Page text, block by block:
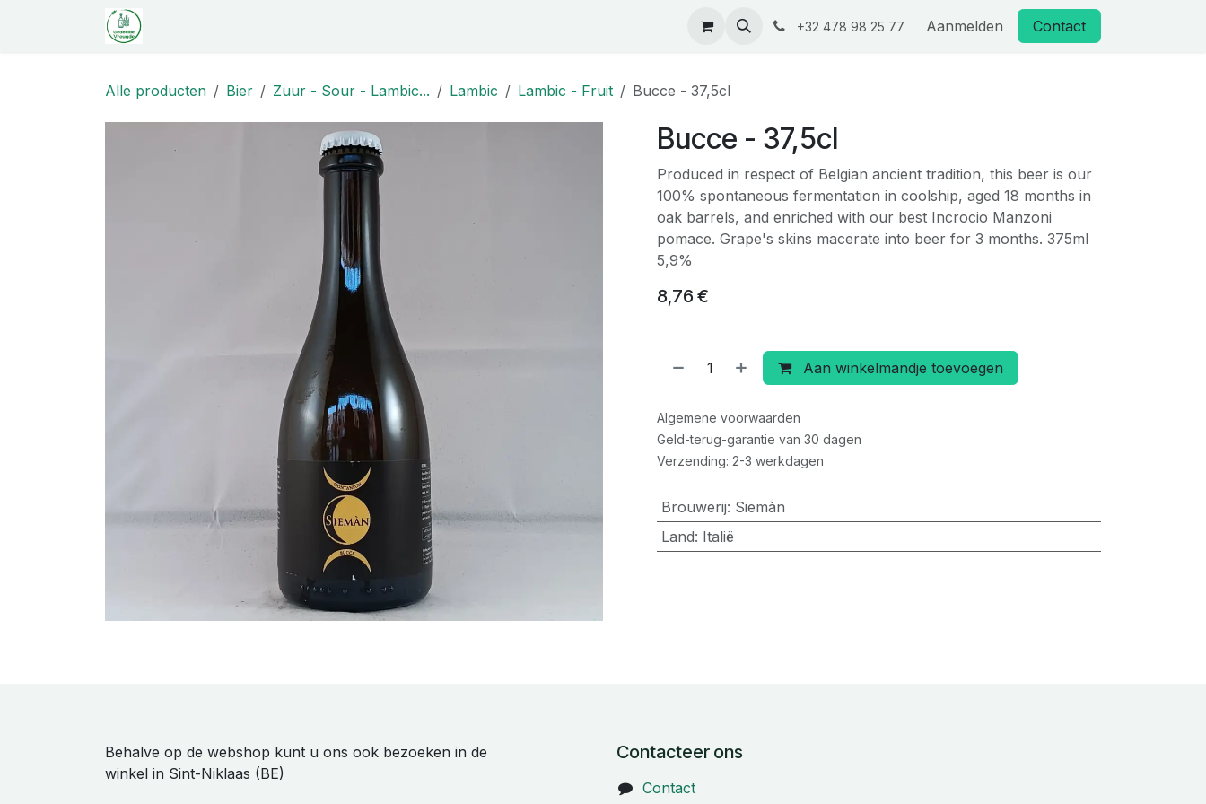
Overslaan naar inhoud
+32 478 98 25 77 Aanmelden Contact
Alle producten Bier Zuur - Sour - Lambic... Lambic Lambic - Fruit Bucce - 37,5cl
Bucce - 37,5cl
Produced in respect of Belgian ancient tradition, this beer is our
100% spontaneous fermentation in coolship, aged 18 months in
oak barrels, and enriched with our best Incrocio Manzoni
pomace. Grape's skins macerate into beer for 3 months. 375ml
5,9%
8,76 €
Aan winkelmandje toevoegen
Algemene voorwaarden
Geld-terug-garantie van 30 dagen
Verzending: 2-3 werkdagen
Brouwerij: Siemàn
Land: Italië
Behalve op de webshop kunt u ons ook bezoeken in de
winkel in Sint-Niklaas (BE)
Contacteer ons
Contact